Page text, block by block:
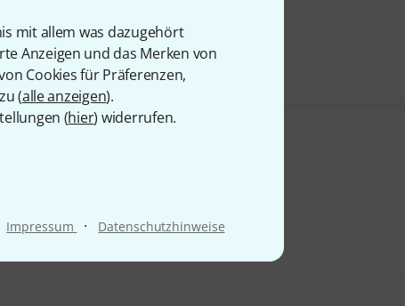
mit allem was dazugehört
Anzeigen und das Merken von
Cookies für Präferenzen,
(alle anzeigen).
(hier) widerrufen.
Impressum · Datenschutzhinweise